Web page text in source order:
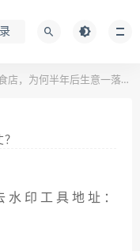
，为何半年后生意一落千丈？
印工具地址：